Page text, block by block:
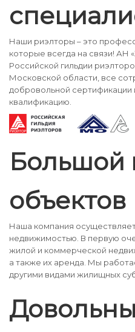
Наши риэлторы – это
которые всегда на связи! АН
Российской гильдии
Московской области, все
добровольной
квалификацию.
Большой
объектов
Наша компания
недвижимостью. В первую
жилой и коммерческой
а также их аренда. Мы
другими видами жилищных